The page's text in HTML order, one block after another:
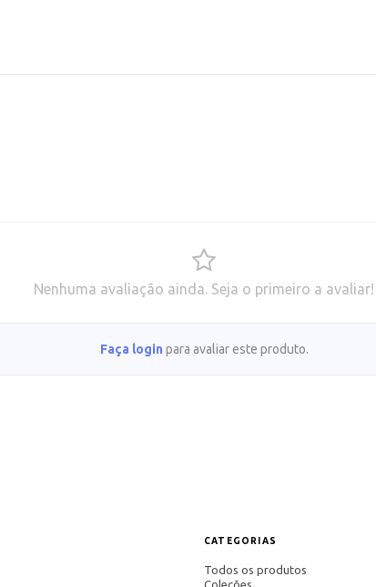
Nenhuma avaliação ainda. Seja o primeiro a avaliar!
Faça login para avaliar este produto.
CATEGORIAS
Todos os produtos
Coleções